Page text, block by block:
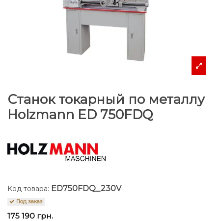
Станок токарный по металлу
Holzmann ED 750FDQ
Код товара: ED750FDQ_230V
Под заказ
175 190 грн.